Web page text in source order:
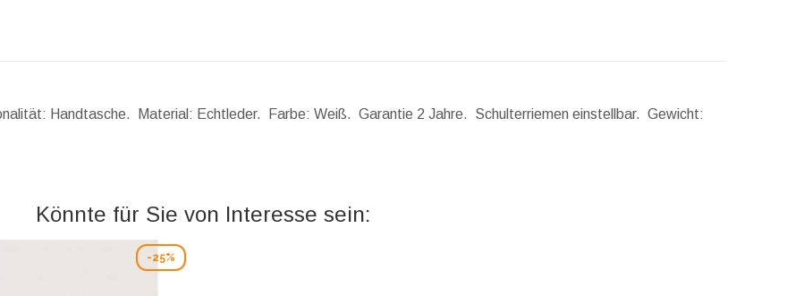
Handtasche. Material: Echtleder. Farbe: Weiß. Garantie 2 Jahre. Schulterriemen einstellbar. Gewicht:
Könnte für Sie von Interesse sein:
-25%